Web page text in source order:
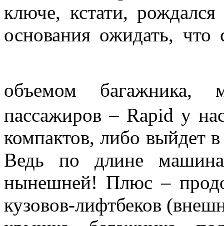
ключе, кстати,
основания ожидать, что
объемом
пассажиров – Rapid у
компактов, либо выйдет
Ведь по длине
нынешней! Плюс –
кузовов-лифтбеков